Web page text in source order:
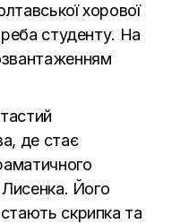
хорової
студенту. На
де стає
Лисенка. Його
скрипка та